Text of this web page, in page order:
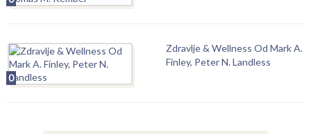
0
Zdravlje & Wellness Od Mark A.
Finley, Peter N. Landless